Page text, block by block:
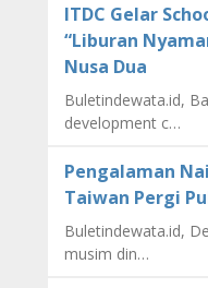
ITDC Gelar
“Liburan
Nusa Dua
Buletindewata.id,
development c…
Pengalaman
Taiwan Pergi
Buletindewata.id,
musim din…